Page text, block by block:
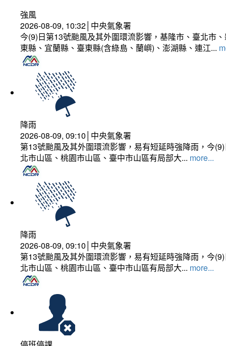
強風
2026-08-09, 10:32│中央氣象署
今(9)日第13號颱風及其外圍環流影響，基隆市、臺北市
東縣、宜蘭縣、臺東縣(含綠島、蘭嶼)、澎湖縣、連江...
降雨
2026-08-09, 09:10│中央氣象署
第13號颱風及其外圍環流影響，易有短延時強降雨，今
北市山區、桃園市山區、臺中市山區有局部大... more...
降雨
2026-08-09, 09:10│中央氣象署
第13號颱風及其外圍環流影響，易有短延時強降雨，今
北市山區、桃園市山區、臺中市山區有局部大... more...